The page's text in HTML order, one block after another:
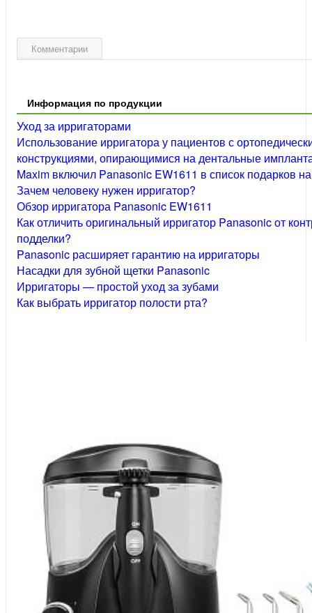
Комментарии
Информация по продукции
Уход за ирригаторами
Использование ирригатора у пациентов с
конструкциями, опирающимися на дентальные
Maxim включил Panasonic EW1611 в список подарков
Зачем человеку нужен ирригатор?
Обзор ирригатора Panasonic EW1611
Как отличить оригинальный ирригатор Panasonic от
подделки?
Panasonic расширяет гарантию на ирригаторы
Насадки для зубной щетки Panasonic
Ирригаторы — простой уход за зубами
Как выбрать ирригатор полости рта?